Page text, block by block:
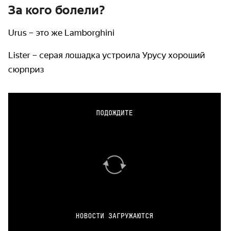
За кого болели?
Urus – это же Lamborghini
Lister – серая лошадка устроила Урусу хороший
сюрприз
ПОДОЖДИТЕ
НОВОСТИ ЗАГРУЖАЮТСЯ